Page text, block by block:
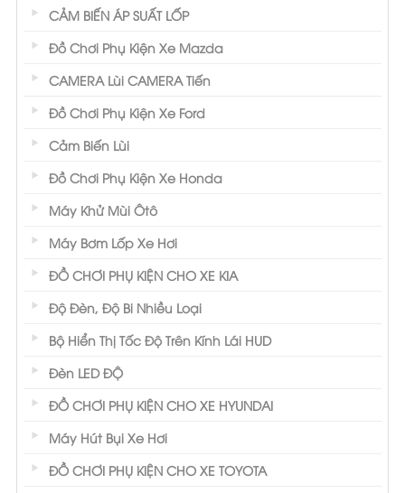
CẢM BIẾN ÁP SUẤT LỐP
Đồ Chơi Phụ Kiện Xe Mazda
CAMERA Lùi CAMERA Tiến
Đồ Chơi Phụ Kiện Xe Ford
Cảm Biến Lùi
Đồ Chơi Phụ Kiện Xe Honda
Máy Khử Mùi Ôtô
Máy Bơm Lốp Xe Hơi
ĐỒ CHƠI PHỤ KIỆN CHO XE KIA
Độ Đèn, Độ Bi Nhiều Loại
Bộ Hiển Thị Tốc Độ Trên Kính Lái HUD
Đèn LED ĐỘ
ĐỒ CHƠI PHỤ KIỆN CHO XE HYUNDAI
Máy Hút Bụi Xe Hơi
ĐỒ CHƠI PHỤ KIỆN CHO XE TOYOTA